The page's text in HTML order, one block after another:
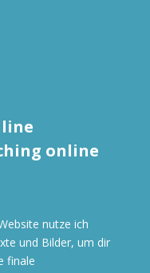
online
nutze ich
und Bilder, um dir
finale